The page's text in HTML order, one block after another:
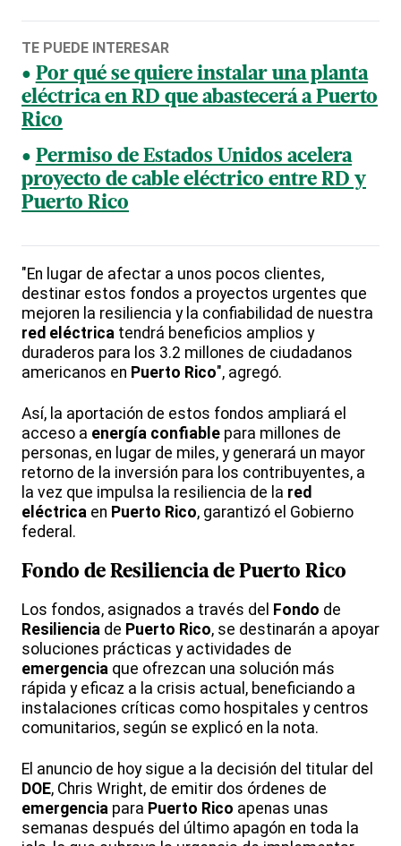
TE PUEDE INTERESAR
Por qué se quiere instalar una planta
eléctrica en RD que abastecerá a Puerto
Rico
Permiso de Estados Unidos acelera
proyecto de cable eléctrico entre RD y
Puerto Rico
"En lugar de afectar a unos pocos clientes,
destinar estos fondos a proyectos urgentes que
mejoren la resiliencia y la confiabilidad de nuestra
red eléctrica tendrá beneficios amplios y
duraderos para los 3.2 millones de ciudadanos
americanos en Puerto Rico", agregó.
Así, la aportación de estos fondos ampliará el
acceso a energía confiable para millones de
personas, en lugar de miles, y generará un mayor
retorno de la inversión para los contribuyentes, a
la vez que impulsa la resiliencia de la red
eléctrica en Puerto Rico, garantizó el Gobierno
federal.
Fondo de Resilienciade Puerto Rico
Los fondos, asignados a través del Fondo de
Resiliencia de Puerto Rico, se destinarán a apoyar
soluciones prácticas y actividades de
emergencia que ofrezcan una solución más
rápida y eficaz a la crisis actual, beneficiando a
instalaciones críticas como hospitales y centros
comunitarios, según se explicó en la nota.
El anuncio de hoy sigue a la decisión del titular del
DOE, Chris Wright, de emitir dos órdenes de
emergencia para Puerto Rico apenas unas
semanas después del último apagón en toda la